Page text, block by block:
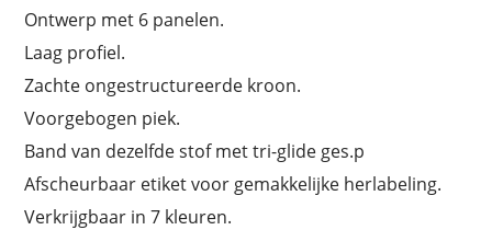
Ontwerp met 6 panelen.
Laag profiel.
Zachte ongestructureerde kroon.
Voorgebogen piek.
Band van dezelfde stof met tri-glide ges.p
Afscheurbaar etiket voor gemakkelijke herlabeling.
Verkrijgbaar in 7 kleuren.